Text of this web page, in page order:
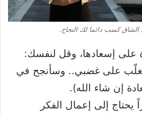
الشاق كسب دائما لك النجاح.
على إسعادها، وقل لنفسك:
على غضبي.. وسأنجح في
إن شاء الله).
يحتاج إلى إعمال الفكر